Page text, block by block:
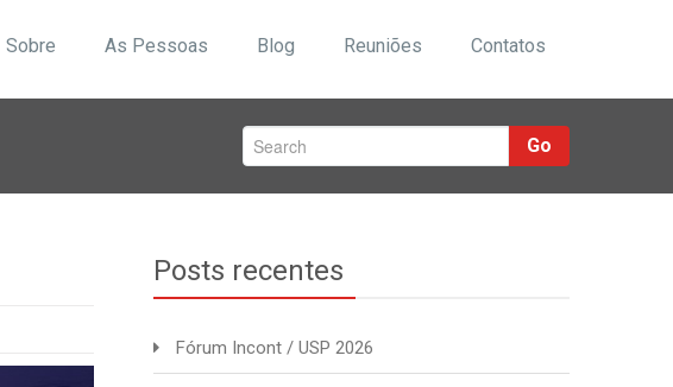
Sobre As Pessoas Blog Reuniões Contatos
Go
Posts recentes
Fórum Incont / USP 2026